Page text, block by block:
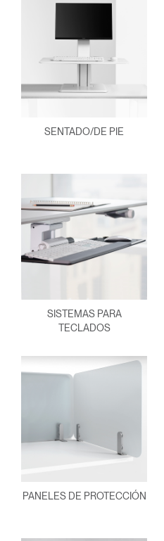
SENTADO/DE PIE
SISTEMAS PARA
TECLADOS
PANELES DE PROTECCIÓN